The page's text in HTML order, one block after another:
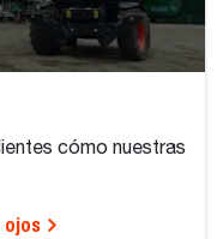
cómo nuestras
ojos